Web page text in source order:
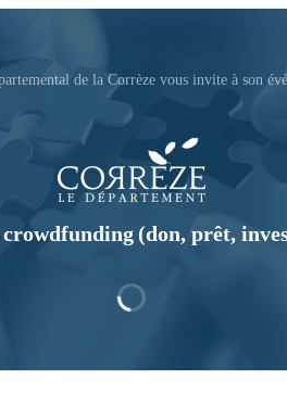
de la Corrèze vous invite à son
(don, prêt,